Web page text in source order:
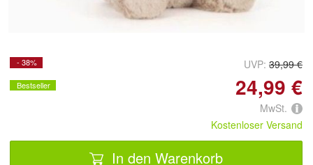
- 38% UVP: 39,99 €
Bestseller 24,99 €
MwSt.
Kostenloser Versand
In den Warenkorb